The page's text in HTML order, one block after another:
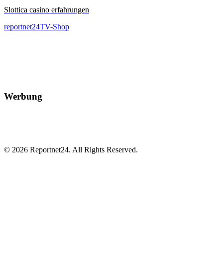
Slottica casino erfahrungen
reportnet24TV-Shop
Werbung
© 2026 Reportnet24. All Rights Reserved.